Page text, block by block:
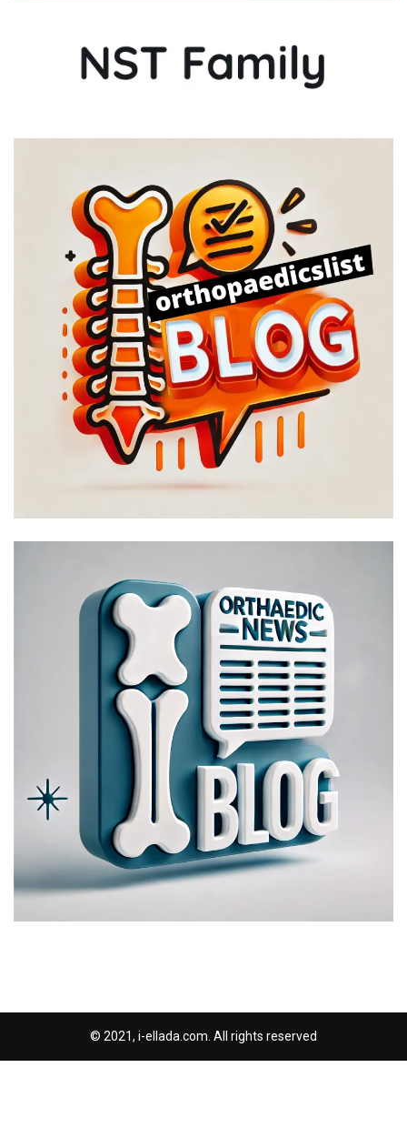
© 2021, i-ellada.com. All rights reserved